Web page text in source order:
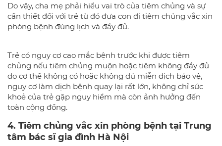
Do vậy, cha mẹ phải hiểu vai trò của tiêm chủng và sự
cần thiết đối với trẻ từ đó đưa con đi tiêm chủng vắc xin
phòng bệnh đúng lịch và đầy đủ.
Trẻ có nguy cơ cao mắc bệnh trước khi được tiêm
chủng nếu tiêm chủng muộn hoặc tiêm không đầy đủ
do cơ thể không có hoặc không đủ miễn dịch bảo vệ,
nguy cơ làm dịch bệnh quay lại rất lớn, không chỉ sức
khoẻ của trẻ gặp nguy hiểm mà còn ảnh hưởng đến
toàn cộng đồng.
4. Tiêm chủng vắc xin phòng bệnh tại Trung
tâm bác sĩ gia đình Hà Nội